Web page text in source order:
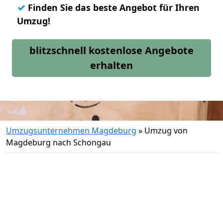
✓ Finden Sie das beste Angebot für Ihren
Umzug!
blitzschnell kostenlose Angebote
erhalten
Umzugsunternehmen Magdeburg » Umzug von
Magdeburg nach Schongau